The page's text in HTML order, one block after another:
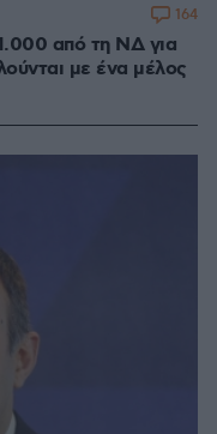
από τη ΝΔ για
με ένα μέλος
164